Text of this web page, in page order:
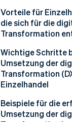
OMO-Strategie
Implementierung
Optimierung der
Betriebsabläufe
Vorteile für
die sich für die
Transformation
Kostensenkung
des
Präzise
Wichtige Schritte
Umsetzung der
Transformation
Einzelhandel
Ziele der digitalen
Transformation
Beispiele für die
Umsetzung der